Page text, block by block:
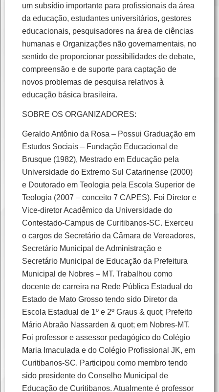
um subsídio importante para profissionais da área
da educação, estudantes universitários, gestores
educacionais, pesquisadores na área de ciências
humanas e Organizações não governamentais, no
sentido de proporcionar possibilidades de debate,
compreensão e de suporte para captação de
novos problemas de pesquisa relativos à
educação básica brasileira.
SOBRE OS ORGANIZADORES:
Geraldo Antônio da Rosa – Possui Graduação em
Estudos Sociais – Fundação Educacional de
Brusque (1982), Mestrado em Educação pela
Universidade do Extremo Sul Catarinense (2000)
e Doutorado em Teologia pela Escola Superior de
Teologia (2007 – conceito 7 CAPES). Foi Diretor e
Vice-diretor Acadêmico da Universidade do
Contestado-Campus de Curitibanos-SC. Exerceu
o cargos de Secretário da Câmara de Vereadores,
Secretário Municipal de Administração e
Secretário Municipal de Educação da Prefeitura
Municipal de Nobres – MT. Trabalhou como
docente de carreira na Rede Pública Estadual do
Estado de Mato Grosso tendo sido Diretor da
Escola Estadual de 1º e 2º Graus & quot; Prefeito
Mário Abraão Nassarden & quot; em Nobres-MT.
Foi professor e assessor pedagógico do Colégio
Maria Imaculada e do Colégio Profissional JK, em
Curitibanos-SC. Participou como membro tendo
sido presidente do Conselho Municipal de
Educação de Curitibanos. Atualmente é professor